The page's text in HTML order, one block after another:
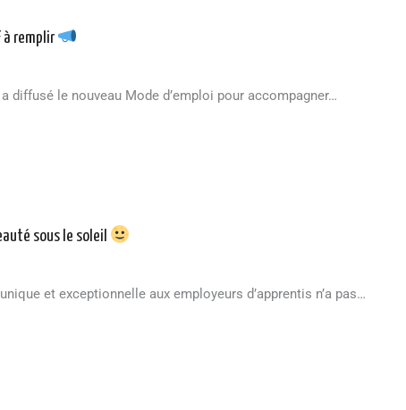
à remplir
diffusé le nouveau Mode d’emploi pour accompagner…
sous le soleil
et exceptionnelle aux employeurs d’apprentis n’a pas…